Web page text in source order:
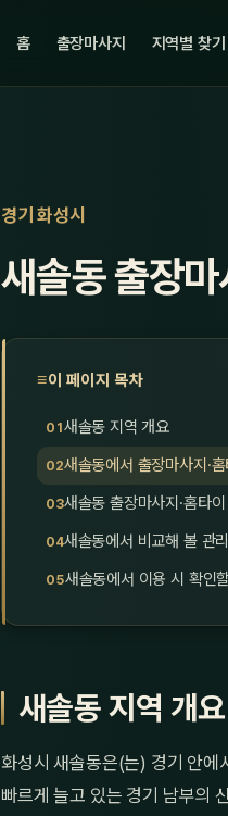
홈 출장마사지 지역별 찾기
경기 화성시
새솔동 출장
이 페이지 목차
새솔동 지역 개요
새솔동에서 출장마사지·
새솔동 출장마사지·홈타
새솔동에서 비교해 볼 관
새솔동에서 이용 시 확인
새솔동 지역 개요
화성시 새솔동은(는) 경기 안에
빠르게 늘고 있는 경기 남부의